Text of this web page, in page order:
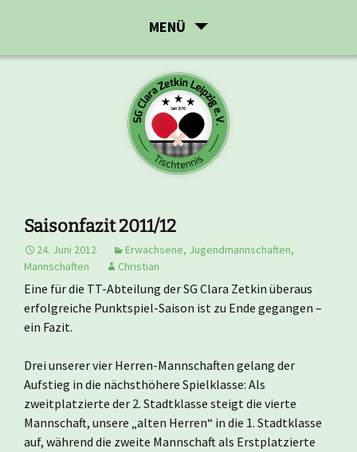
MENÜ
Saisonfazit 2011/12
24. Juni 2012 Erwachsene, Jugendmannschaften,
Mannschaften
Christian
Eine für die TT-Abteilung der SG Clara Zetkin überaus
erfolgreiche Punktspiel-Saison ist zu Ende gegangen –
ein Fazit.
Drei unserer vier Herren-Mannschaften gelang der
Aufstieg in die nächsthöhere Spielklasse: Als
zweitplatzierte der 2. Stadtklasse steigt die vierte
Mannschaft, unsere „alten Herren“ in die 1. Stadtklasse
auf, während die zweite Mannschaft als Erstplatzierte